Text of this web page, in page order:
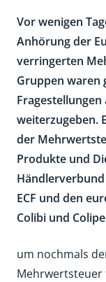
Vor wenigen
Anhörung der
verringerten
Gruppen waren
weiterzugeben.
der
Produkte und
ECF und den
Colibi und
um nochmals